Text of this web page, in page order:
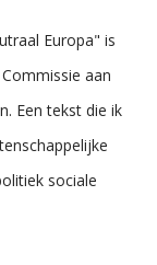
Europa" is
aan
Een tekst die ik
sociale